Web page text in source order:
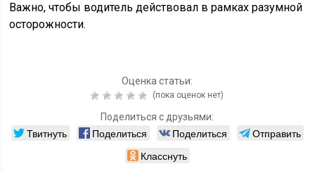
Важно, чтобы водитель действовал в рамках разумной
осторожности.
Оценка статьи:
(пока оценок нет)
Поделиться с друзьями:
Твитнуть Поделиться Поделиться
Отправить
Класснуть